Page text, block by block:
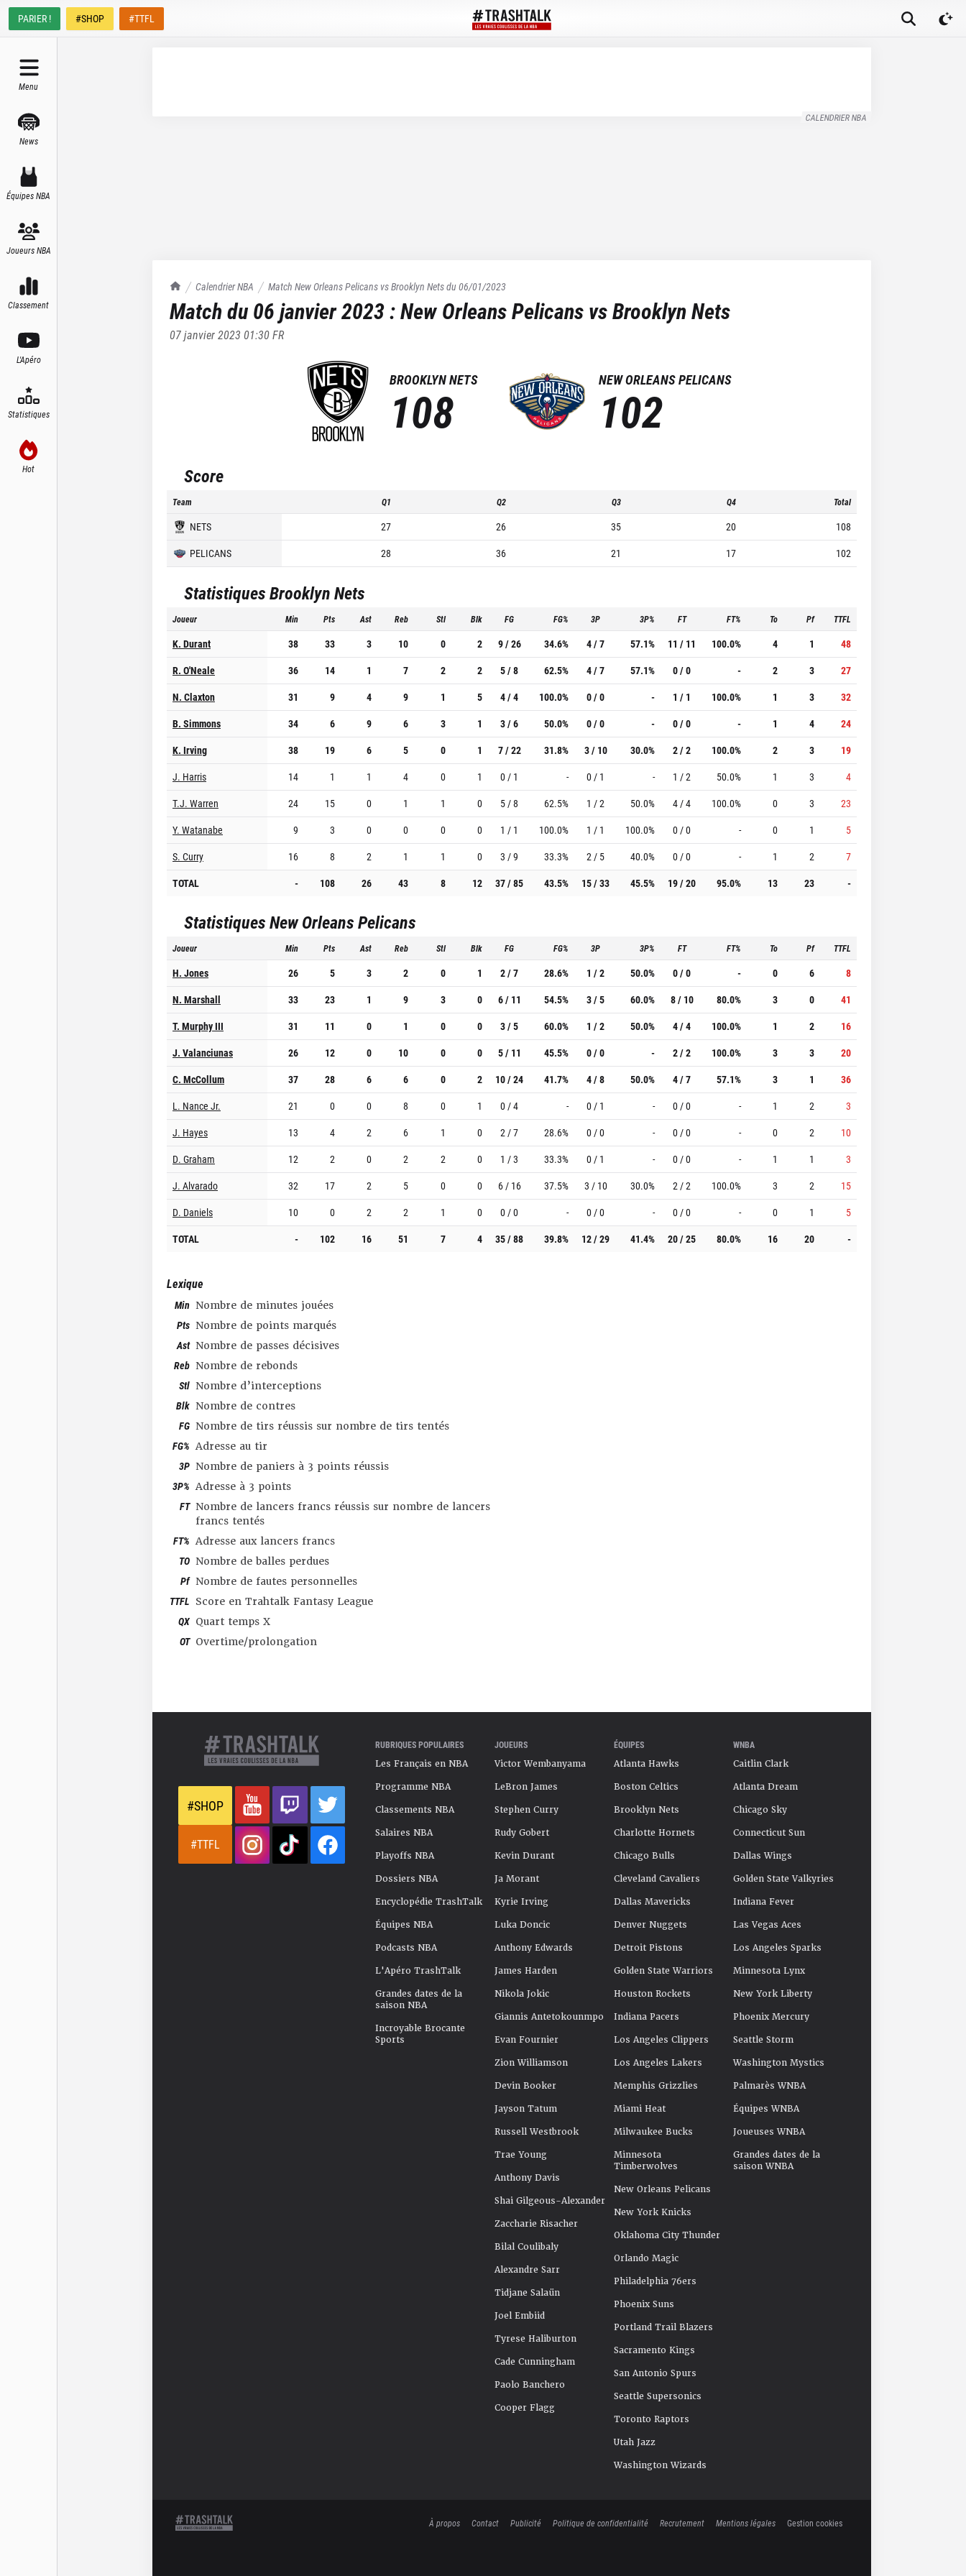
PARIER ! #SHOP #TTFL
Menu
News
Équipes NBA
Joueurs NBA
Classement
L'Apéro
Statistiques
Hot
CALENDRIER NBA
TrashTalk Actu NBA
Calendrier NBA Match New Orleans Pelicans vsBrooklyn Netsdu06/01/2023
Match du 06 janvier 2023:New Orleans Pelicans vsBrooklyn Nets
07 janvier 2023 01:30FR
BROOKLYN NETS
108
NEW ORLEANS PELICANS
102
Score
Team Q1 Q2 Q3 Q4 Total
NETS 27 26 35 20
108
PELICANS
28 36 21 17 102
StatistiquesBrooklyn Nets
Joueur Min Pts Ast Reb Stl Blk FG FG% 3P 3P% FT FT% To Pf TTFL
K. Durant 38 33 3 10 0 2 9 / 26 34.6% 4 / 7 57.1% 11 / 11 100.0% 4 1
48
R. O'Neale
36 14 1 7 2 2 5 / 8 62.5% 4 / 7 57.1% 0 / 0 - 2 3
27
N. Claxton
31 9 4 9 1 5 4 / 4 100.0% 0 / 0 - 1 / 1 100.0% 1 3
32
B. Simmons
34 6 9 6 3 1 3 / 6 50.0% 0 / 0 - 0 / 0 - 1 4
24
K. Irving
38 19 6 5 0 1 7 / 22 31.8% 3 / 10 30.0% 2 / 2 100.0% 2 3
19
J. Harris
14 1 1 4 0 1 0 / 1 - 0 / 1 - 1 / 2 50.0% 1 3
4
T.J. Warren
24 15 0 1 1 0 5 / 8 62.5% 1 / 2 50.0% 4 / 4 100.0% 0 3
23
Y. Watanabe
9 3 0 0 0 0 1 / 1 100.0% 1 / 1 100.0% 0 / 0 - 0 1
5
S. Curry
16 8 2 1 1 0 3 / 9 33.3% 2 / 5 40.0% 0 / 0 - 1 2
7
TOTAL
- 108 26 43 8 12 37 / 85 43.5% 15 / 33 45.5% 19 / 20 95.0% 13 23 -
StatistiquesNew Orleans Pelicans
Joueur Min Pts Ast Reb Stl Blk FG FG% 3P 3P% FT FT% To Pf TTFL
H. Jones 26 5 3 2 0 1 2 / 7 28.6% 1 / 2 50.0% 0 / 0 - 0 6
8
N. Marshall
33 23 1 9 3 0 6 / 11 54.5% 3 / 5 60.0% 8 / 10 80.0% 3 0
41
T. Murphy III
31 11 0 1 0 0 3 / 5 60.0% 1 / 2 50.0% 4 / 4 100.0% 1 2
16
J. Valanciunas
26 12 0 10 0 0 5 / 11 45.5% 0 / 0 - 2 / 2 100.0% 3 3
20
C. McCollum
37 28 6 6 0 2 10 / 24 41.7% 4 / 8 50.0% 4 / 7 57.1% 3 1
36
L. Nance Jr.
21 0 0 8 0 1 0 / 4 - 0 / 1 - 0 / 0 - 1 2
3
J. Hayes
13 4 2 6 1 0 2 / 7 28.6% 0 / 0 - 0 / 0 - 0 2
10
D. Graham
12 2 0 2 2 0 1 / 3 33.3% 0 / 1 - 0 / 0 - 1 1
3
J. Alvarado
32 17 2 5 0 0 6 / 16 37.5% 3 / 10 30.0% 2 / 2 100.0% 3 2
15
D. Daniels
10 0 2 2 1 0 0 / 0 - 0 / 0 - 0 / 0 - 0 1
5
TOTAL
- 102 16 51 7 4 35 / 88 39.8% 12 / 29 41.4% 20 / 25 80.0% 16 20 -
Lexique
Min Nombre de minutes jouées
Pts Nombre de points marqués
Ast Nombre de passes décisives
Reb Nombre de rebonds
Stl Nombre d’interceptions
Blk Nombre de contres
FG Nombre de tirs réussis sur nombre de tirs tentés
FG% Adresse au tir
3P Nombre de paniers à 3 points réussis
3P% Adresse à 3 points
FT Nombre de lancers francs réussis sur nombre de lancers
francs tentés
FT% Adresse aux lancers francs
TO Nombre de balles perdues
Pf Nombre de fautes personnelles
TTFL Score en Trahtalk Fantasy League
QX Quart temps X
OT Overtime/prolongation
#SHOP
#TTFL
RUBRIQUES POPULAIRES
Les Français en NBA
Programme NBA
Classements NBA
Salaires NBA
Playoffs NBA
Dossiers NBA
Encyclopédie TrashTalk
Équipes NBA
Podcasts NBA
L'Apéro TrashTalk
Grandes dates de la
saison NBA
Incroyable Brocante
Sports
JOUEURS
Victor Wembanyama
LeBron James
Stephen Curry
Rudy Gobert
Kevin Durant
Ja Morant
Kyrie Irving
Luka Doncic
Anthony Edwards
James Harden
Nikola Jokic
Giannis Antetokounmpo
Evan Fournier
Zion Williamson
Devin Booker
Jayson Tatum
Russell Westbrook
Trae Young
Anthony Davis
Shai Gilgeous-Alexander
Zaccharie Risacher
Bilal Coulibaly
Alexandre Sarr
Tidjane Salaün
Joel Embiid
Tyrese Haliburton
Cade Cunningham
Paolo Banchero
Cooper Flagg
ÉQUIPES
Atlanta Hawks
Boston Celtics
Brooklyn Nets
Charlotte Hornets
Chicago Bulls
Cleveland Cavaliers
Dallas Mavericks
Denver Nuggets
Detroit Pistons
Golden State Warriors
Houston Rockets
Indiana Pacers
Los Angeles Clippers
Los Angeles Lakers
Memphis Grizzlies
Miami Heat
Milwaukee Bucks
Minnesota
Timberwolves
New Orleans Pelicans
New York Knicks
Oklahoma City Thunder
Orlando Magic
Philadelphia 76ers
Phoenix Suns
Portland Trail Blazers
Sacramento Kings
San Antonio Spurs
Seattle Supersonics
Toronto Raptors
Utah Jazz
Washington Wizards
WNBA
Caitlin Clark
Atlanta Dream
Chicago Sky
Connecticut Sun
Dallas Wings
Golden State Valkyries
Indiana Fever
Las Vegas Aces
Los Angeles Sparks
Minnesota Lynx
New York Liberty
Phoenix Mercury
Seattle Storm
Washington Mystics
Palmarès WNBA
Équipes WNBA
Joueuses WNBA
Grandes dates de la
saison WNBA
À propos Contact Publicité Politique de confidentialité Recrutement Mentions légales Gestion cookies